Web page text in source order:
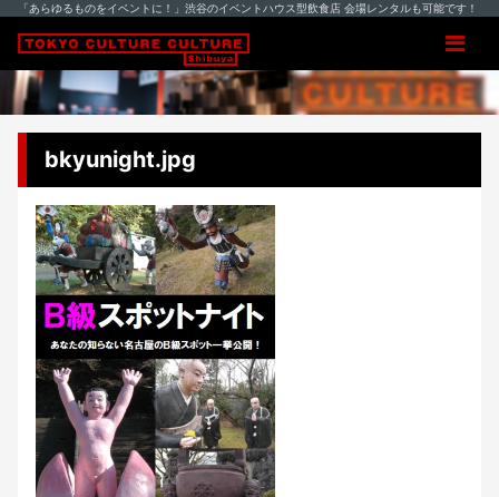
「あらゆるものをイベントに！」渋谷のイベントハウス型飲食店 会場レンタルも可能です！
bkyunight.jpg